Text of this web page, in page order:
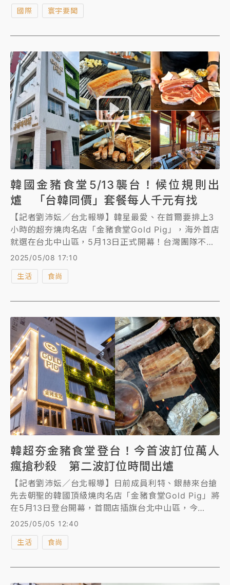
大功臣，而他翻牆進入國會的身手矯健畫面曝光，更被
醜聞官司纏身，包括涉嫌瀆職、土地開發案等，勢將成
為反對黨攻擊焦點，影響施政正當性。
國際 寰宇要聞
韓國金豬食堂5/13襲台！候位規則出
爐 「台韓同價」套餐每人千元有找
【記者劉沛妘／台北報導】韓星最愛、在首爾要排上3
小時的超夯燒肉名店「金豬食堂Gold Pig」，海外首店
就選在台北中山區，5月13日正式開幕！台灣團隊不僅
在開幕前到韓國受訓半年，原汁原味將職人精神帶來台
灣，讓你有一秒飛到韓國用餐的錯覺！台灣菜單也與韓
國同步，套餐分為2-5人份，平均每人950元。《知新
爐。
2025/05/08 17:10
生活 食尚
韓超夯金豬食堂登台！今首波訂位萬人
瘋搶秒殺 第二波訂位時間出爐
【記者劉沛妘／台北報導】日前成員利特、銀赫來台搶
先去朝聖的韓國頂級燒肉名店「金豬食堂Gold Pig」將
在5月13日登台開幕，首間店插旗台北中山區，今
（5）日上午9點開放國泰世華卡友線上訂位，業者表
爐。
2025/05/05 12:40
生活 食尚